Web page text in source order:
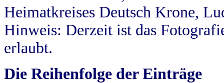
Heimatkreises Deutsch Krone,
Hinweis: Derzeit ist das
erlaubt.
Die Reihenfolge der Einträge